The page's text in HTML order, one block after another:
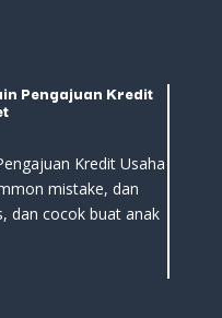
Pengajuan Kredit
Kredit Usaha
mistake, dan
dan cocok buat anak